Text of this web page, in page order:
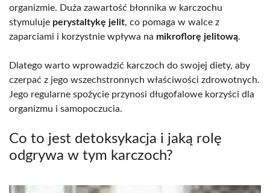
organizmie. Duża zawartość błonnika w karczochu
stymuluje perystaltykę jelit, co pomaga w walce z
zaparciami i korzystnie wpływa na mikroflorę jelitową.
Dlatego warto wprowadzić karczoch do swojej diety, aby
czerpać z jego wszechstronnych właściwości zdrowotnych.
Jego regularne spożycie przynosi długofalowe korzyści dla
organizmu i samopoczucia.
Co to jest detoksykacja i jaką rolę
odgrywa w tym karczoch?